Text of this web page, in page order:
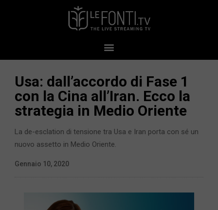
Usa: dall’accordo di Fase 1
con la Cina all’Iran. Ecco la
strategia in Medio Oriente
La de-esclation di tensione tra Usa e Iran porta con sé un
nuovo assetto in Medio Oriente.
Gennaio 10, 2020